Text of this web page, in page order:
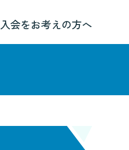
入会をお考えの方へ